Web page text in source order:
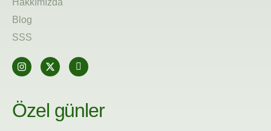
Hakkımızda
Blog
SSS
Özel günler